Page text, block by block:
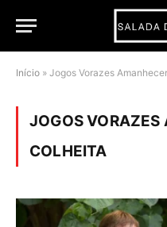
Início » Jogos Vorazes
JOGOS VORAZES
COLHEITA